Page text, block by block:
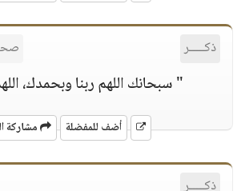
ذكـــــر
" سبحانك اللهم ربنا وبحمدك،
أضف للمفضلة مشاركة
ذكـــــر